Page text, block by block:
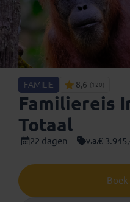
FAMILIE 8,6 (120)
Familiereis
Totaal
22 dagen v.a.€
Boek